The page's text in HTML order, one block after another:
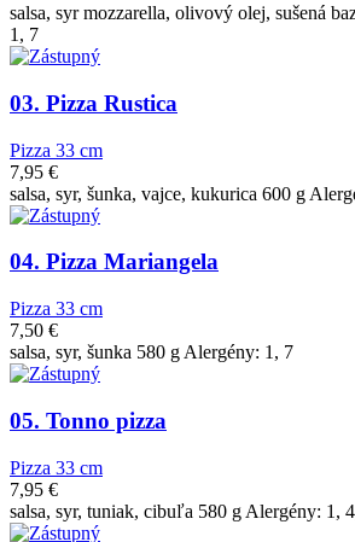
salsa, syr mozzarella, olivový olej, sušená
1, 7
03. Pizza Rustica
Pizza 33 cm
7,95 €
salsa, syr, šunka, vajce, kukurica 600 g
04. Pizza Mariangela
Pizza 33 cm
7,50 €
salsa, syr, šunka 580 g Alergény: 1, 7
05. Tonno pizza
Pizza 33 cm
7,95 €
salsa, syr, tuniak, cibuľa 580 g Alergény: 1,